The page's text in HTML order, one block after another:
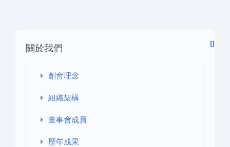
關於我們
創會理念
組織架構
董事會成員
歷年成果